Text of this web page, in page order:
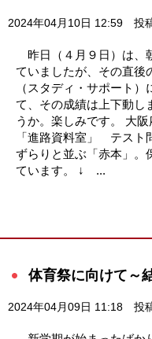
2024年04月10日 12:59 投
昨日（４月９日）は、
ていましたが、その直後
（スタディ・サポート
て、その成績は上下動し
うか。楽しみです。
「進路資料室」 テスト
ずらりと並ぶ「赤本」。
ています。 ↓ ...
体育祭に向けて～
2024年04月09日 11:18 投